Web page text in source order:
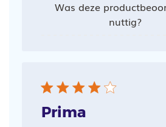
Was deze
nuttig?
Prima